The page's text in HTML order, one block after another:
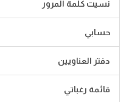
نسيت كلمة المرور
حسابي
دفتر العناويين
قائمة رغباتي